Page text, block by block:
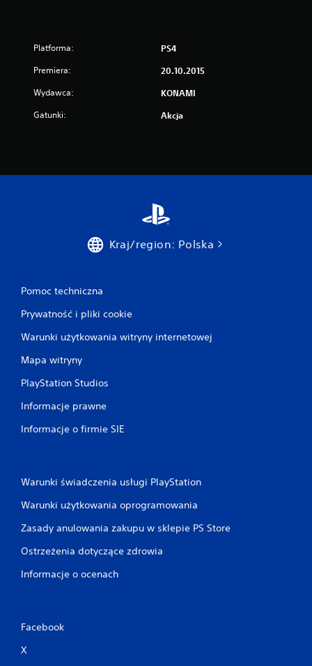
Platforma: PS4
Premiera: 20.10.2015
Wydawca: KONAMI
Gatunki: Akcja
Kraj/region: Polska
Pomoc techniczna
Prywatność i pliki cookie
Warunki użytkowania witryny internetowej
Mapa witryny
PlayStation Studios
Informacje prawne
Informacje o firmie SIE
Warunki świadczenia usługi PlayStation
Warunki użytkowania oprogramowania
Zasady anulowania zakupu w sklepie PS Store
Ostrzeżenia dotyczące zdrowia
Informacje o ocenach
Facebook
X